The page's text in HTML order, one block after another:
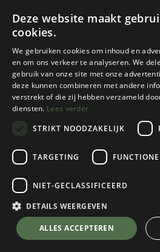
Black Diamond
Kids Capitan Helmet
Ultra Blue/Persimmon
€59,95
💬 Stel je vraag over dit
Deze website maakt
cookies.
We gebruiken cookies om inhoud en
en om ons verkeer te analyseren. We
gebruik van onze site met onze
deze kunnen combineren met andere
verstrekt of die zij hebben verzameld
diensten. Lees verder
STRIKT NOODZAKELIJK
TARGETING
NIET-GECLASSIFICEERD
DETAILS WEERGEVEN
ALLES ACCEPTEREN